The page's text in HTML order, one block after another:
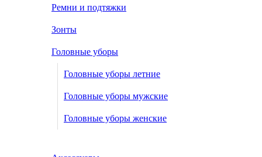
Ремни и подтяжки
Зонты
Головные уборы
Головные уборы летние
Головные уборы мужские
Головные уборы женские